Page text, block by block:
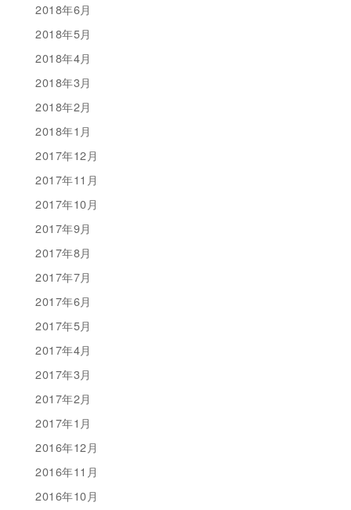
2018年6月
2018年5月
2018年4月
2018年3月
2018年2月
2018年1月
2017年12月
2017年11月
2017年10月
2017年9月
2017年8月
2017年7月
2017年6月
2017年5月
2017年4月
2017年3月
2017年2月
2017年1月
2016年12月
2016年11月
2016年10月